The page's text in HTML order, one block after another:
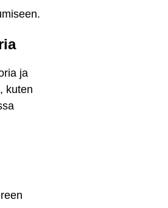
ja
kuten